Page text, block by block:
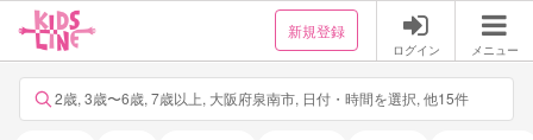
新規登録
ログイン メニュー
2歳, 3歳〜6歳, 7歳以上, 大阪府泉南市, 日付・時間を選択, 他15件